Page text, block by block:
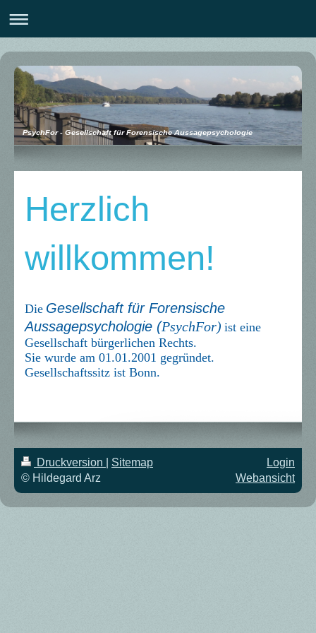
PsychFor - Gesellschaft für Forensische Aussagepsychologie
Herzlich
willkommen!
Die Gesellschaft für Forensische
Aussagepsychologie (PsychFor) ist eine
Gesellschaft bürgerlichen Rechts.
Sie wurde am 01.01.2001 gegründet.
Gesellschaftssitz ist Bonn.
Druckversion
Sitemap
© Hildegard Arz
Login
Webansicht